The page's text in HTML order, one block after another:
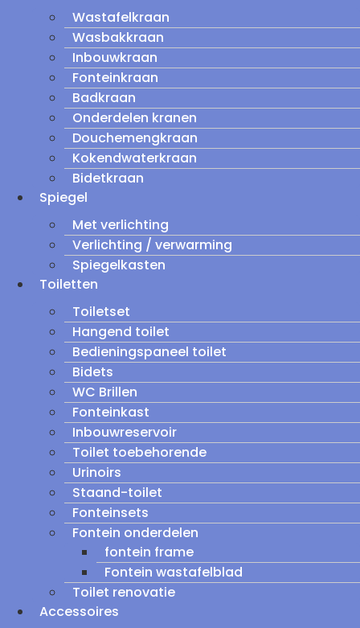
Wastafelkraan
Wasbakkraan
Inbouwkraan
Fonteinkraan
Badkraan
Onderdelen kranen
Douchemengkraan
Kokendwaterkraan
Bidetkraan
Spiegel
Met verlichting
Verlichting / verwarming
Spiegelkasten
Toiletten
Toiletset
Hangend toilet
Bedieningspaneel toilet
Bidets
WC Brillen
Fonteinkast
Inbouwreservoir
Toilet toebehorende
Urinoirs
Staand-toilet
Fonteinsets
Fontein onderdelen
fontein frame
Fontein wastafelblad
Toilet renovatie
Accessoires